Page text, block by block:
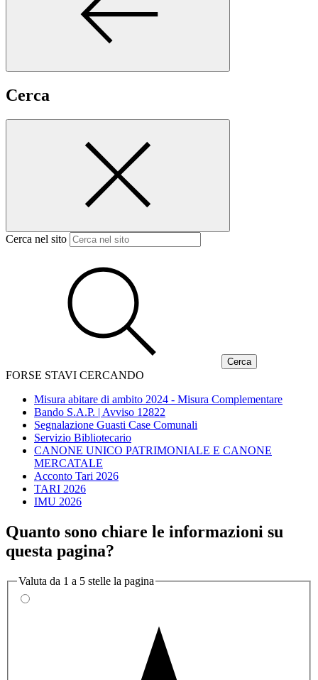
Cerca
Cerca nel sito
FORSE STAVI CERCANDO
Misura abitare di ambito 2024 - Misura Complementare
Bando S.A.P. | Avviso 12822
Segnalazione Guasti Case Comunali
Servizio Bibliotecario
CANONE UNICO PATRIMONIALE E CANONE
MERCATALE
Acconto Tari 2026
TARI 2026
IMU 2026
Quanto sono chiare le informazioni su
questa pagina?
Valuta da 1 a 5 stelle la pagina